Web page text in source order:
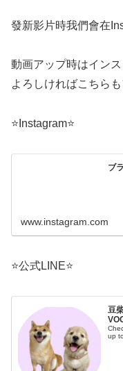
發新影片時我們會在
動画アップ時はイン
よろしければこちら
⭐️Instagram⭐️
ブ
www.instagram.com
⭐️公式LINE⭐️
豆
up